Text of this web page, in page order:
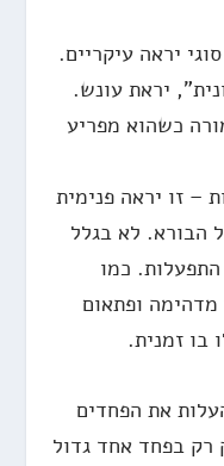
יראה עיקריים.
יראת עונש.
כשהוא מפריע
– זו יראה פנימית
הבורא. לא בגלל
כמו
ופתאום
בו זמנית.
את הפחדים
רק בפחד אחד גדול